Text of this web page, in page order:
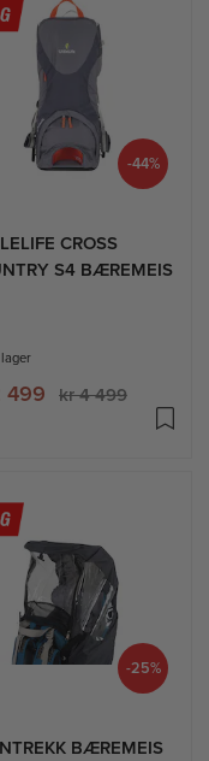
-44%
CROSS
S4 BÆREMEIS
lager
499 kr 4 499
-25%
BÆREMEIS